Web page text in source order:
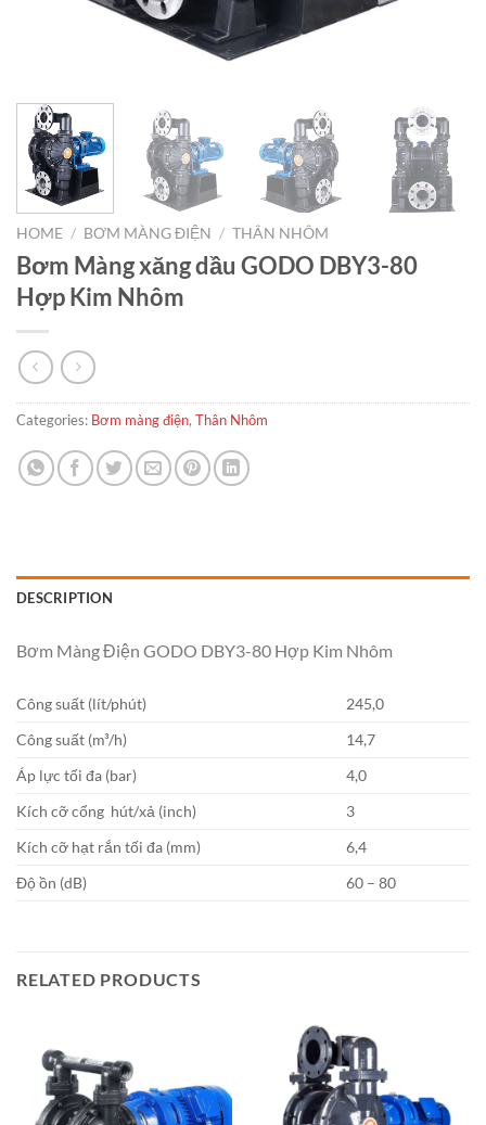
HOME / BƠM MÀNG ĐIỆN / THÂN NHÔM
Bơm Màng xăng dầu GODO DBY3-80
Hợp Kim Nhôm
Categories: Bơm màng điện, Thân Nhôm
DESCRIPTION
Bơm Màng Điện GODO DBY3-80 Hợp Kim Nhôm
Công suất (lít/phút)
245,0
Công suất (m³/h)
14,7
Áp lực tối đa (bar)
4,0
Kích cỡ cổng hút/xả (inch)
3
Kích cỡ hạt rắn tối đa (mm)
6,4
Độ ồn (dB)
60 – 80
RELATED PRODUCTS